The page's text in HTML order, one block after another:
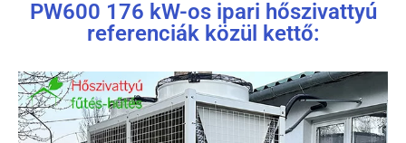
PW600 176 kW-os ipari hőszivattyú
referenciák közül kettő: